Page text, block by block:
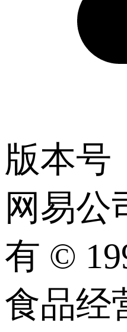
版本号
网易公
有 ©
食品经